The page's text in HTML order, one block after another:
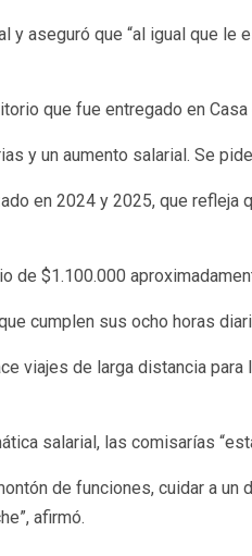
y aseguró que “al igual que
que fue entregado en Casa
y un aumento salarial. Se
en 2024 y 2025, que
de $1.100.000
cumplen sus ocho horas
viajes de larga distancia
salarial, las comisarías
de funciones, cuidar a
afirmó.